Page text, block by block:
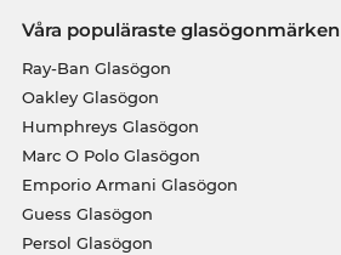
Våra populäraste glasögonmärken
Ray-Ban Glasögon
Oakley Glasögon
Humphreys Glasögon
Marc O Polo Glasögon
Emporio Armani Glasögon
Guess Glasögon
Persol Glasögon